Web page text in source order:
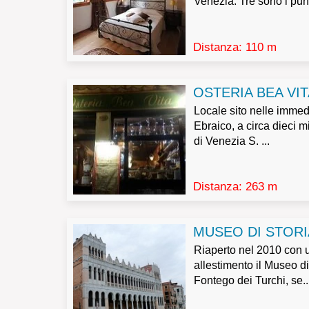
Decreto Legislativo n.196/2003, Art. 7 –
comunicazione in forma intelligibile.
2. L’interessato ha diritto di ottenere
a) dell’origine dei dati personali;
b) delle finalità e modalità del trattamento;
c) della logica applicata in caso di
e) dei soggetti o delle categorie di soggetti ai
rappresentante designato nel territorio dello
3. L’interessato ha diritto di ottenere:
Distanza: 110 m
OSTERIA BEA
Locale sito nelle
Ebraico, a circa dieci
di Venezia S. ...
Distanza: 263 m
MUSEO DI
Riaperto nel 2010 con
allestimento il Museo
Fontego dei Turchi,